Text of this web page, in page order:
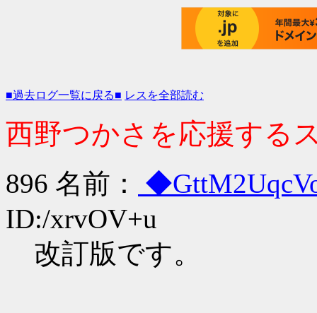
■過去ログ一覧に戻る■ レスを全部読む
西野つかさを応援する
896 名前：
ID:/xrvOV+u
改訂版です。